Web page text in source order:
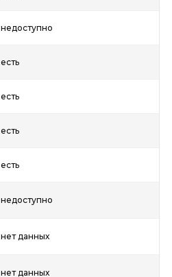
недоступно
есть
есть
есть
есть
недоступно
нет данных
нет данных